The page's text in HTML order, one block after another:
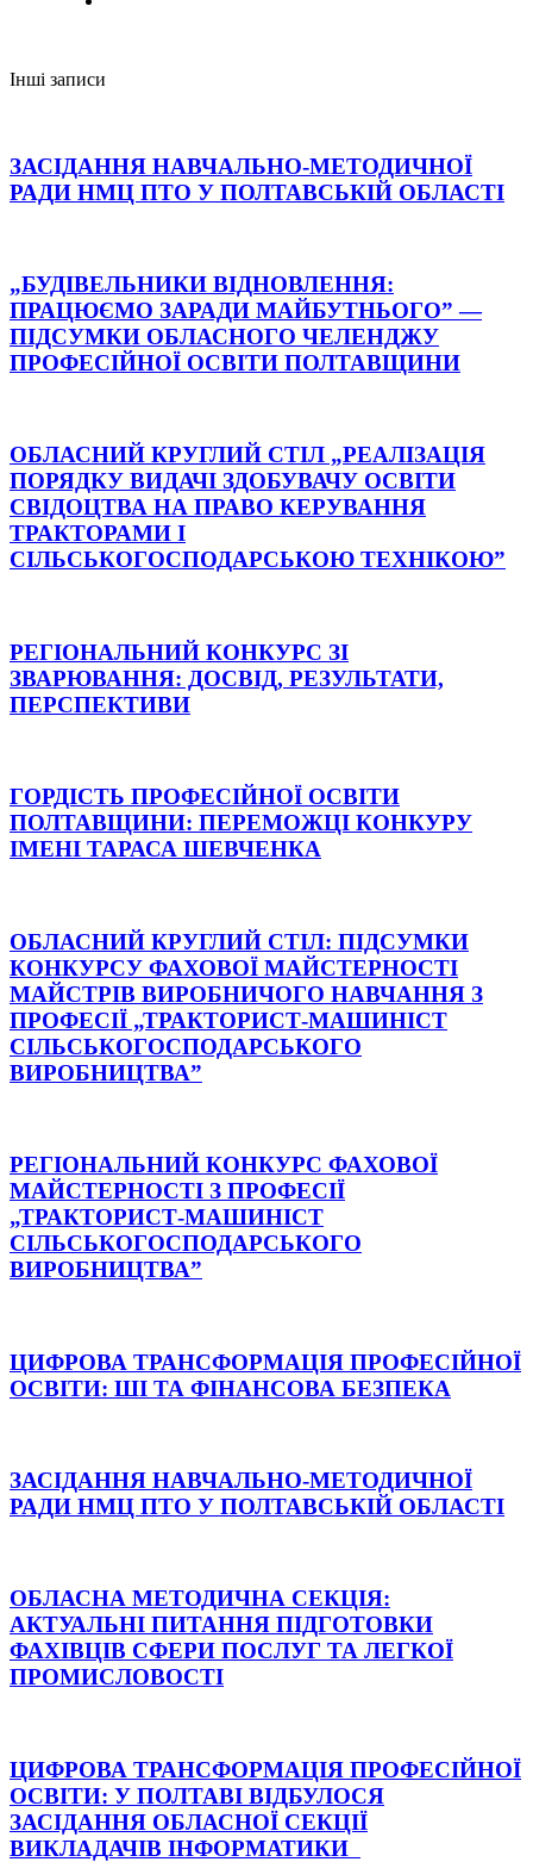
Інші записи
ЗАСІДАННЯ НАВЧАЛЬНО-МЕТОДИЧНОЇ
РАДИ НМЦ ПТО У ПОЛТАВСЬКІЙ ОБЛАСТІ
„БУДІВЕЛЬНИКИ ВІДНОВЛЕННЯ:
ПРАЦЮЄМО ЗАРАДИ МАЙБУТНЬОГО” —
ПІДСУМКИ ОБЛАСНОГО ЧЕЛЕНДЖУ
ПРОФЕСІЙНОЇ ОСВІТИ ПОЛТАВЩИНИ
ОБЛАСНИЙ КРУГЛИЙ СТІЛ „РЕАЛІЗАЦІЯ
ПОРЯДКУ ВИДАЧІ ЗДОБУВАЧУ ОСВІТИ
СВІДОЦТВА НА ПРАВО КЕРУВАННЯ
ТРАКТОРАМИ І
СІЛЬСЬКОГОСПОДАРСЬКОЮ ТЕХНІКОЮ”
РЕГІОНАЛЬНИЙ КОНКУРС ЗІ
ЗВАРЮВАННЯ: ДОСВІД, РЕЗУЛЬТАТИ,
ПЕРСПЕКТИВИ
ГОРДІСТЬ ПРОФЕСІЙНОЇ ОСВІТИ
ПОЛТАВЩИНИ: ПЕРЕМОЖЦІ КОНКУРУ
ІМЕНІ ТАРАСА ШЕВЧЕНКА
ОБЛАСНИЙ КРУГЛИЙ СТІЛ: ПІДСУМКИ
КОНКУРСУ ФАХОВОЇ МАЙСТЕРНОСТІ
МАЙСТРІВ ВИРОБНИЧОГО НАВЧАННЯ З
ПРОФЕСІЇ „ТРАКТОРИСТ-МАШИНІСТ
СІЛЬСЬКОГОСПОДАРСЬКОГО
ВИРОБНИЦТВА”
РЕГІОНАЛЬНИЙ КОНКУРС ФАХОВОЇ
МАЙСТЕРНОСТІ З ПРОФЕСІЇ
„ТРАКТОРИСТ-МАШИНІСТ
СІЛЬСЬКОГОСПОДАРСЬКОГО
ВИРОБНИЦТВА”
ЦИФРОВА ТРАНСФОРМАЦІЯ ПРОФЕСІЙНОЇ
ОСВІТИ: ШІ ТА ФІНАНСОВА БЕЗПЕКА
ЗАСІДАННЯ НАВЧАЛЬНО-МЕТОДИЧНОЇ
РАДИ НМЦ ПТО У ПОЛТАВСЬКІЙ ОБЛАСТІ
ОБЛАСНА МЕТОДИЧНА СЕКЦІЯ:
АКТУАЛЬНІ ПИТАННЯ ПІДГОТОВКИ
ФАХІВЦІВ СФЕРИ ПОСЛУГ ТА ЛЕГКОЇ
ПРОМИСЛОВОСТІ
ЦИФРОВА ТРАНСФОРМАЦІЯ ПРОФЕСІЙНОЇ
ОСВІТИ: У ПОЛТАВІ ВІДБУЛОСЯ
ЗАСІДАННЯ ОБЛАСНОЇ СЕКЦІЇ
ВИКЛАДАЧІВ ІНФОРМАТИКИ